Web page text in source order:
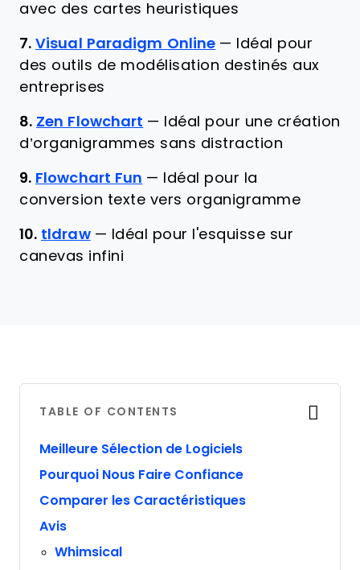
avec des cartes heuristiques
7. Visual Paradigm Online —
Idéal pour
des outils de modélisation destinés aux
entreprises
8. Zen Flowchart —
Idéal pour une création
d’organigrammes sans distraction
9. Flowchart Fun —
Idéal pour la
conversion texte vers organigramme
10. tldraw — Idéal pour l'esquisse sur
canevas infini
TABLE OF CONTENTS
Meilleure Sélection de Logiciels
Pourquoi Nous Faire Confiance
Comparer les Caractéristiques
Avis
Whimsical